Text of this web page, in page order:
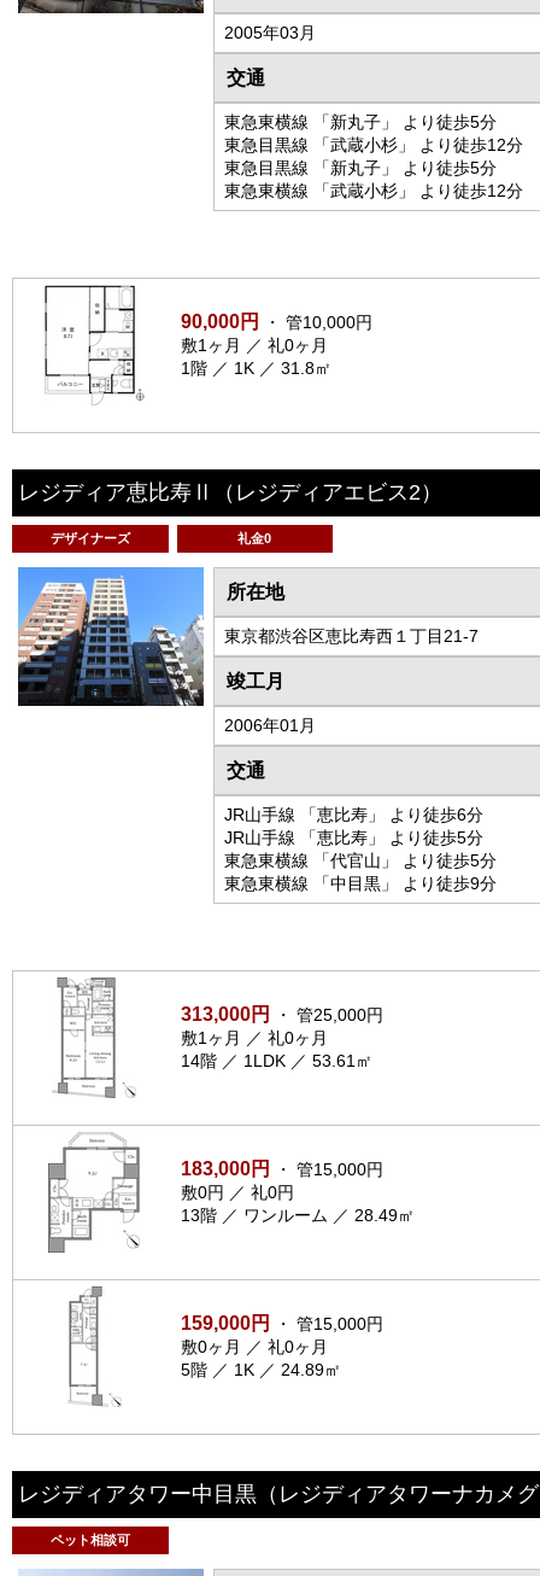
2005年03月
交通
東急東横線 「新丸子」 より徒歩5分
東急目黒線 「武蔵小杉」 より徒歩12分
東急目黒線 「新丸子」 より徒歩5分
東急東横線 「武蔵小杉」 より徒歩12分
90,000円
・ 管10,000円
敷1ヶ月 ／ 礼0ヶ月
1階 ／ 1K ／ 31.8㎡
レジディア恵比寿Ⅱ （レジディアエビス2）
デザイナーズ 礼金0
所在地
東京都渋谷区恵比寿西１丁目21-7
竣工月
2006年01月
交通
JR山手線 「恵比寿」 より徒歩6分
JR山手線 「恵比寿」 より徒歩5分
東急東横線 「代官山」 より徒歩5分
東急東横線 「中目黒」 より徒歩9分
313,000円
・ 管25,000円
敷1ヶ月 ／ 礼0ヶ月
14階 ／ 1LDK ／ 53.61㎡
183,000円
・ 管15,000円
敷0円 ／ 礼0円
13階 ／ ワンルーム ／ 28.49㎡
159,000円
・ 管15,000円
敷0ヶ月 ／ 礼0ヶ月
5階 ／ 1K ／ 24.89㎡
レジディアタワー中目黒 （レジディアタワーナカメ
ペット相談可